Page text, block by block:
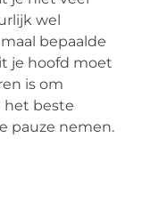
wel
bepaalde
je hoofd moet
is om
het beste
pauze nemen.